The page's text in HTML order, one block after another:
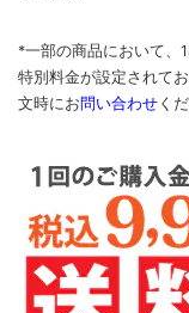
*一部の商品において、
特別料金が設定されて
文時にお問い合わせ く